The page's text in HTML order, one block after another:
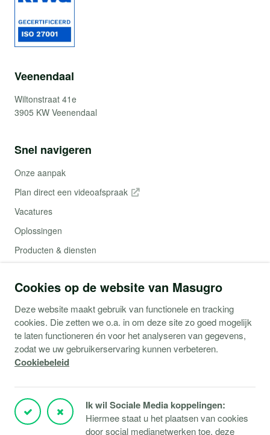
Veenendaal
Wiltonstraat 41e
3905 KW Veenendaal
Snel navigeren
Onze aanpak
Plan direct een videoafspraak
Vacatures
Oplossingen
Producten & diensten
Webshop (Copaco)
Support
Service aanvraag
Storingen Verbindingen
Cookies op de website van Masugro
Deze website maakt gebruik van functionele en tracking
cookies. Die zetten we o.a. in om deze site zo goed mogelijk
te laten functioneren én voor het analyseren van gegevens,
zodat we uw gebruikerservaring kunnen verbeteren.
Cookiebeleid
Ik wil Sociale Media koppelingen:
Hiermee staat u het plaatsen van cookies
door social medianetwerken toe, deze